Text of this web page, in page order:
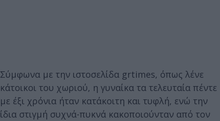
Σύμφωνα με την ιστοσελίδα grtimes, όπως λένε
κάτοικοι του χωριού, η γυναίκα τα τελευταία πέντε
με έξι χρόνια ήταν κατάκοιτη και τυφλή, ενώ την
ίδια στιγμή συχνά-πυκνά κακοποιούνταν από τον